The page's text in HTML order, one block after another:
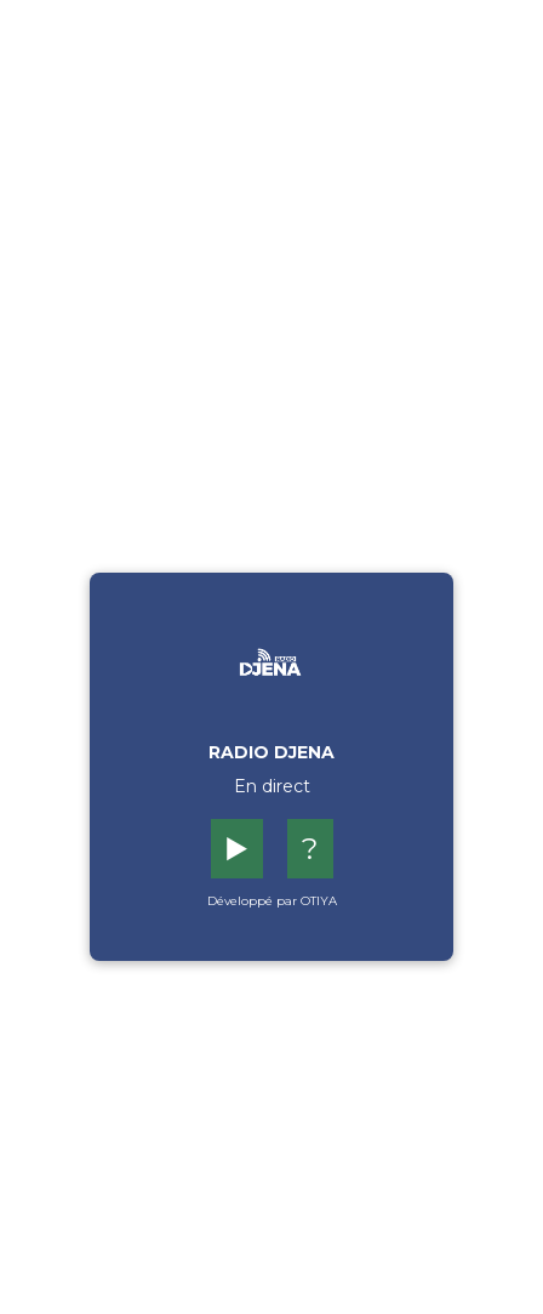
RADIO DJENA
En direct
▶️ ?
Développé par OTIYA